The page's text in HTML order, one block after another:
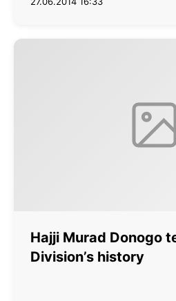
Hajji Murad Donogo
Division’s history